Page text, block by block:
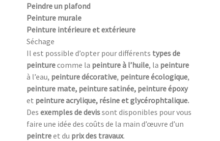
Peindre un plafond
Peinture murale
Peinture intérieure et extérieure
Séchage
Il est possible d’opter pour différents types de
peinturecomme la peinture à l’huile, la peinture
à l’eau, peinturedécorative, peinture écologique,
peinture mate, peinture satinée, peinture époxy
et peinture acrylique, résine et glycérophtalique.
Des exemples de devissont disponibles pour vous
faire une idée des coûts de la main d’œuvre d’un
peintreet du prix des travaux.